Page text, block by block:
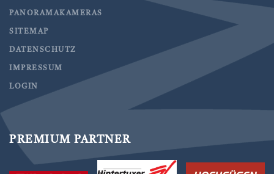
PANORAMAKAMERAS
SITEMAP
DATENSCHUTZ
IMPRESSUM
LOGIN
PREMIUM PARTNER